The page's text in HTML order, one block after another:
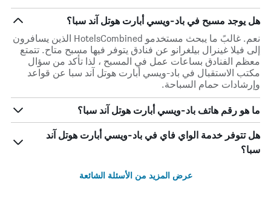
هل يوجد مسبح في باد-ويسي أبارت هوتل آند سبا؟
نعم. غالبً ما يبحث مستخدمو HotelsCombined الذين يسافرون
إلى فيلا غينرال بيلغرانو عن فنادق يتوفر فيها مسبح متاح. تتمتع
معظم الفنادق بساعات عمل في المسبح ، لذا تأكد من سؤال
مكتب الاستقبال في باد-ويسي أبارت هوتل آند سبا عن قواعد
وإرشادات حمام السباحة.
ما هو رقم هاتف باد-ويسي أبارت هوتل آند سبا؟
هل تتوفر خدمة الواي فاي في باد-ويسي أبارت هوتل آند
سبا؟
عرض المزيد من الأسئلة الشائعة